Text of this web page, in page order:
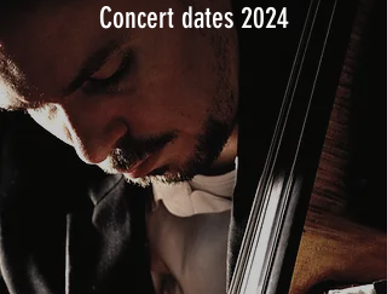
Concert dates 2024